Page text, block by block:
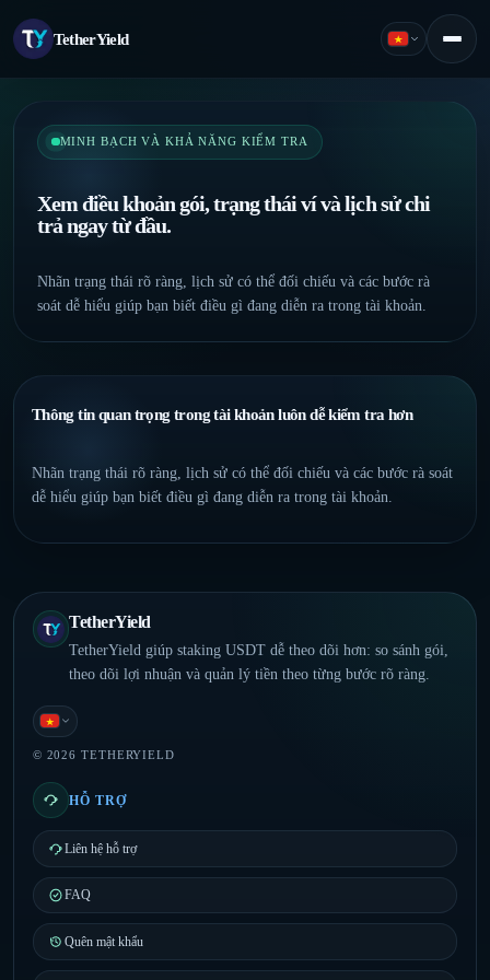
TetherYield
Tiếng Việt
Menu
MINH BẠCH VÀ KHẢ NĂNG KIỂM TRA
Xem điều khoản gói, trạng thái ví và lịch sử chi
trả ngay từ đầu.
Nhãn trạng thái rõ ràng, lịch sử có thể đối chiếu và các bước rà
soát dễ hiểu giúp bạn biết điều gì đang diễn ra trong tài khoản.
Thông tin quan trọng trong tài khoản luôn dễ kiểm tra hơn
Nhãn trạng thái rõ ràng, lịch sử có thể đối chiếu và các bước rà soát
dễ hiểu giúp bạn biết điều gì đang diễn ra trong tài khoản.
TetherYield
TetherYield giúp staking USDT dễ theo dõi hơn: so sánh gói,
theo dõi lợi nhuận và quản lý tiền theo từng bước rõ ràng.
Tiếng Việt
© 2026 TETHERYIELD
HỖ TRỢ
Liên hệ hỗ trợ
FAQ
Quên mật khẩu